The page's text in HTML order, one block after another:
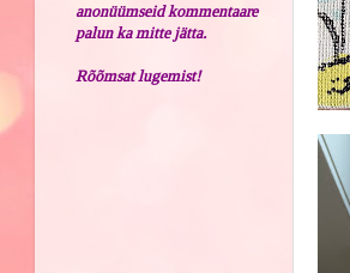
anonüümseid kommentaare
palun ka mitte jätta.
Rõõmsat lugemist!